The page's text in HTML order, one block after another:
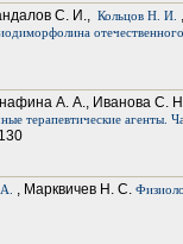
С. И., Кольцов Н. И. ,
А. А., Иванова С.
терапевтические агенты.
, Марквичев Н. С.